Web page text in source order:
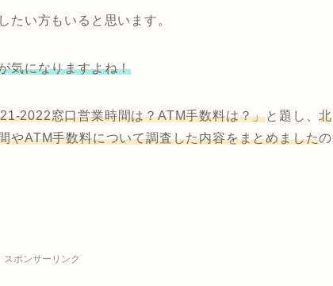
たい方もいると思います。
気になりますよね！
2022窓口営業時間は？ATM手数料は？」と題し、北
やATM手数料について調査した内容をまとめましたの
スポンサーリンク